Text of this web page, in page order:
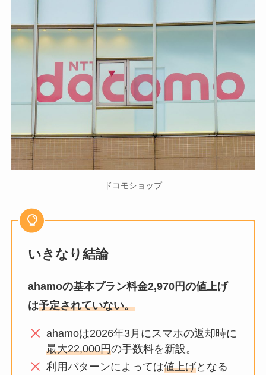
ドコモショップ
いきなり結論
ahamoの基本プラン料金2,970円の値上げ
は予定されていない。
ahamoは2026年3月にスマホの返却時に
最大22,000円の手数料を新設。
利用パターンによっては値上げとなる